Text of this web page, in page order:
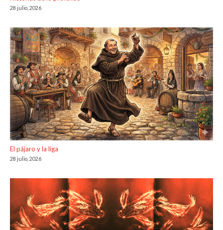
28 julio, 2026
El pájaro y la liga
28 julio, 2026